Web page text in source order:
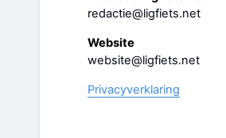
redactie@ligfiets.net
Website
website@ligfiets.net
Privacyverklaring